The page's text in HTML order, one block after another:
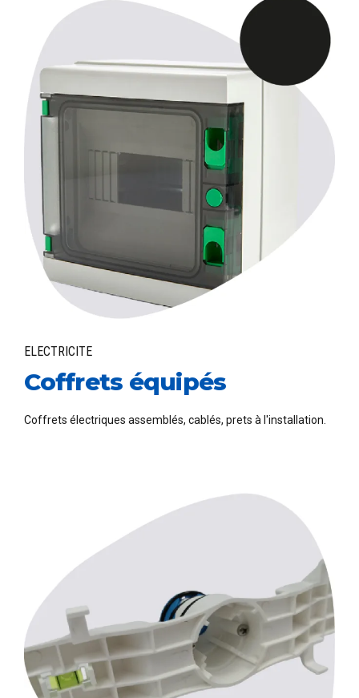
ELECTRICITE
Coffrets équipés
Coffrets électriques assemblés, cablés, prets à l'installation.